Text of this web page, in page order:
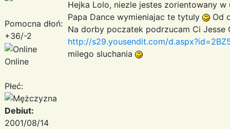
Pomocna dłoń:
+36/-2
Online
Płeć:
Debiut:
2001/08/14
Hejka Lolo, niezle jestes zorientowany
Papa Dance wymieniajac te tytuly
Od
Na dorby poczatek podrzucam Ci Jesse
http://s29.yousendit.com/
milego sluchania